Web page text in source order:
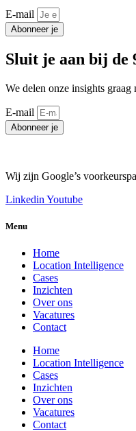
E-mail
Abonneer je
Sluit je aan bij de
We delen onze insights
E-mail
Abonneer je
Wij zijn Google’s
Linkedin Youtube
Menu
Home
Location Intelligence
Cases
Inzichten
Over ons
Vacatures
Contact
Home
Location Intelligence
Cases
Inzichten
Over ons
Vacatures
Contact